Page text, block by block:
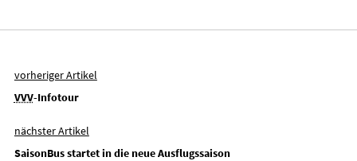
vorheriger Artikel
VVV-Infotour
nächster Artikel
SaisonBus startet in die neue Ausflugssaison